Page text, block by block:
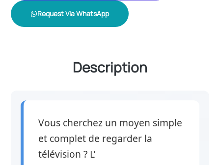
Request Via WhatsApp
Description
Vous cherchez un moyen simple
et complet de regarder la
télévision ? L’